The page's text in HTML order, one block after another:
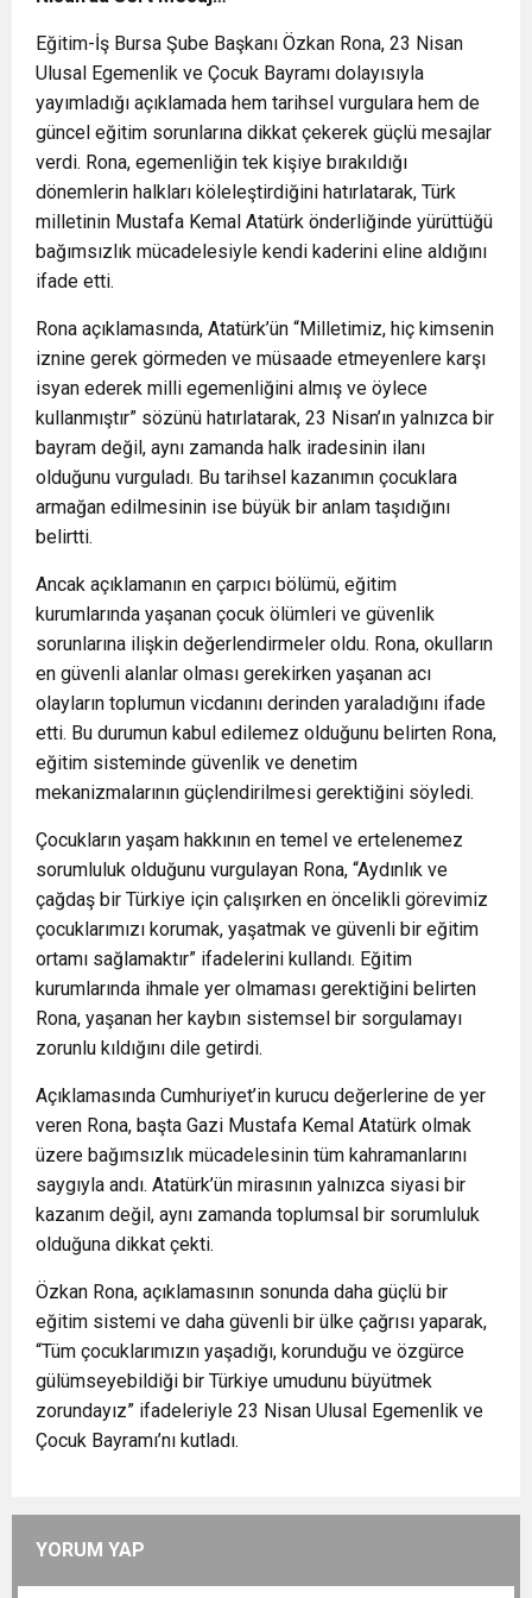
Eğitim-İş Bursa Şube Başkanı Özkan Rona, 23 Nisan
Ulusal Egemenlik ve Çocuk Bayramı dolayısıyla
yayımladığı açıklamada hem tarihsel vurgulara hem de
güncel eğitim sorunlarına dikkat çekerek güçlü mesajlar
verdi. Rona, egemenliğin tek kişiye bırakıldığı
dönemlerin halkları köleleştirdiğini hatırlatarak, Türk
milletinin Mustafa Kemal Atatürk önderliğinde yürüttüğü
bağımsızlık mücadelesiyle kendi kaderini eline aldığını
ifade etti.
Rona açıklamasında, Atatürk’ün “Milletimiz, hiç kimsenin
iznine gerek görmeden ve müsaade etmeyenlere karşı
isyan ederek milli egemenliğini almış ve öylece
kullanmıştır” sözünü hatırlatarak, 23 Nisan’ın yalnızca bir
bayram değil, aynı zamanda halk iradesinin ilanı
olduğunu vurguladı. Bu tarihsel kazanımın çocuklara
armağan edilmesinin ise büyük bir anlam taşıdığını
belirtti.
Ancak açıklamanın en çarpıcı bölümü, eğitim
kurumlarında yaşanan çocuk ölümleri ve güvenlik
sorunlarına ilişkin değerlendirmeler oldu. Rona, okulların
en güvenli alanlar olması gerekirken yaşanan acı
olayların toplumun vicdanını derinden yaraladığını ifade
etti. Bu durumun kabul edilemez olduğunu belirten Rona,
eğitim sisteminde güvenlik ve denetim
mekanizmalarının güçlendirilmesi gerektiğini söyledi.
Çocukların yaşam hakkının en temel ve ertelenemez
sorumluluk olduğunu vurgulayan Rona, “Aydınlık ve
çağdaş bir Türkiye için çalışırken en öncelikli görevimiz
çocuklarımızı korumak, yaşatmak ve güvenli bir eğitim
ortamı sağlamaktır” ifadelerini kullandı. Eğitim
kurumlarında ihmale yer olmaması gerektiğini belirten
Rona, yaşanan her kaybın sistemsel bir sorgulamayı
zorunlu kıldığını dile getirdi.
Açıklamasında Cumhuriyet’in kurucu değerlerine de yer
veren Rona, başta Gazi Mustafa Kemal Atatürk olmak
üzere bağımsızlık mücadelesinin tüm kahramanlarını
saygıyla andı. Atatürk’ün mirasının yalnızca siyasi bir
kazanım değil, aynı zamanda toplumsal bir sorumluluk
olduğuna dikkat çekti.
Özkan Rona, açıklamasının sonunda daha güçlü bir
eğitim sistemi ve daha güvenli bir ülke çağrısı yaparak,
“Tüm çocuklarımızın yaşadığı, korunduğu ve özgürce
gülümseyebildiği bir Türkiye umudunu büyütmek
zorundayız” ifadeleriyle 23 Nisan Ulusal Egemenlik ve
Çocuk Bayramı’nı kutladı.
YORUM YAP